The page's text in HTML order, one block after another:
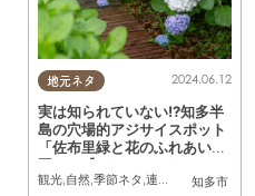
地元ネタ
知多市
2024.06.12
実は知られていない!?知多半
島の穴場的アジサイスポット
「佐布里緑と花のふれあい公
園」へ【ぶらり、じもふぉ
と。#14】
観光 自然 季節ネタ 連載 行ってみたレポ